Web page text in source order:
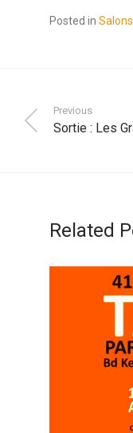
Posted in Salons
Previous
Sortie : Les
Related